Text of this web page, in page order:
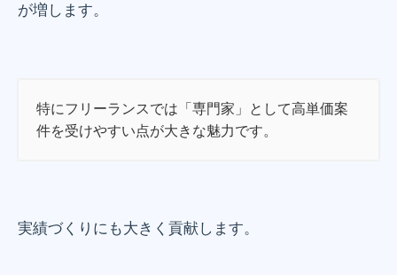
が増します。
特にフリーランスでは「専門家」として高単価案
件を受けやすい点が大きな魅力です。
実績づくりにも大きく貢献します。